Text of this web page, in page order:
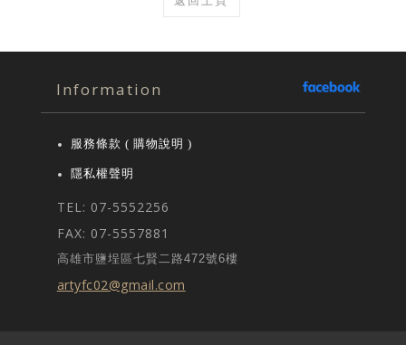
Information
服務條款 ( 購物說明 )
隱私權聲明
TEL: 07-5552256
FAX: 07-5557881
高雄市鹽埕區七賢二路472號6樓
artyfc02@gmail.com